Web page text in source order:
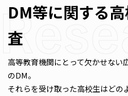
DM等に関する
査
高等教育機関にとって欠かせない
のDM。
それらを受け取った高校生はどの